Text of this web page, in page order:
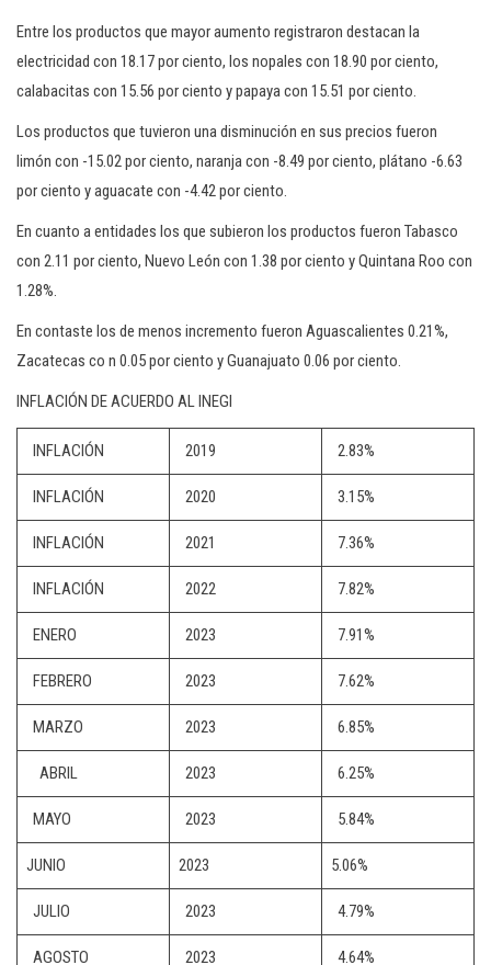
Entre los productos que mayor aumento registraron destacan la
electricidad con 18.17 por ciento, los nopales con 18.90 por ciento,
calabacitas con 15.56 por ciento y papaya con 15.51 por ciento.
Los productos que tuvieron una disminución en sus precios fueron
limón con -15.02 por ciento, naranja con -8.49 por ciento, plátano -6.63
por ciento y aguacate con -4.42 por ciento.
En cuanto a entidades los que subieron los productos fueron Tabasco
con 2.11 por ciento, Nuevo León con 1.38 por ciento y Quintana Roo con
1.28%.
En contaste los de menos incremento fueron Aguascalientes 0.21%,
Zacatecas co n 0.05 por ciento y Guanajuato 0.06 por ciento.
INFLACIÓN DE ACUERDO AL INEGI
INFLACIÓN 2019 2.83%
INFLACIÓN 2020 3.15%
INFLACIÓN 2021 7.36%
INFLACIÓN 2022 7.82%
ENERO 2023 7.91%
FEBRERO 2023 7.62%
MARZO 2023 6.85%
ABRIL 2023 6.25%
MAYO 2023 5.84%
JUNIO 2023 5.06%
JULIO 2023 4.79%
AGOSTO 2023 4.64%